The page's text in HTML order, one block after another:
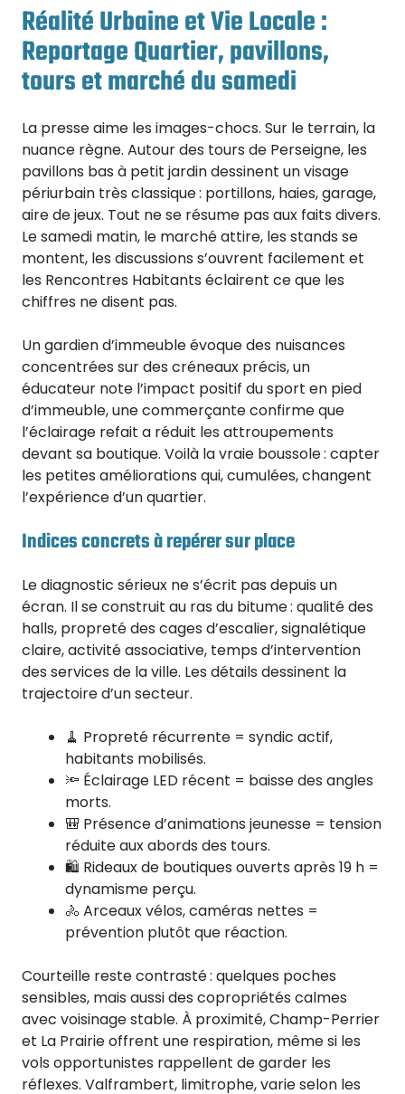
Réalité Urbaine et Vie Locale :
Reportage Quartier, pavillons,
tours et marché du samedi
La presse aime les images-chocs. Sur le terrain, la
nuance règne. Autour des tours de Perseigne, les
pavillons bas à petit jardin dessinent un visage
périurbain très classique : portillons, haies, garage,
aire de jeux. Tout ne se résume pas aux faits divers.
Le samedi matin, le marché attire, les stands se
montent, les discussions s’ouvrent facilement et
les Rencontres Habitants éclairent ce que les
chiffres ne disent pas.
Un gardien d’immeuble évoque des nuisances
concentrées sur des créneaux précis, un
éducateur note l’impact positif du sport en pied
d’immeuble, une commerçante confirme que
l’éclairage refait a réduit les attroupements
devant sa boutique. Voilà la vraie boussole : capter
les petites améliorations qui, cumulées, changent
l’expérience d’un quartier.
Indices concrets à repérer sur place
Le diagnostic sérieux ne s’écrit pas depuis un
écran. Il se construit au ras du bitume : qualité des
halls, propreté des cages d’escalier, signalétique
claire, activité associative, temps d’intervention
des services de la ville. Les détails dessinent la
trajectoire d’un secteur.
🧹 Propreté récurrente = syndic actif,
habitants mobilisés.
🔦 Éclairage LED récent = baisse des angles
morts.
🎒 Présence d’animations jeunesse = tension
réduite aux abords des tours.
🛍️ Rideaux de boutiques ouverts après 19 h =
dynamisme perçu.
🚴 Arceaux vélos, caméras nettes =
prévention plutôt que réaction.
Courteille reste contrasté : quelques poches
sensibles, mais aussi des copropriétés calmes
avec voisinage stable. À proximité, Champ-Perrier
et La Prairie offrent une respiration, même si les
vols opportunistes rappellent de garder les
réflexes. Valframbert, limitrophe, varie selon les